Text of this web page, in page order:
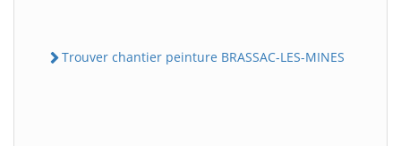
Trouver chantier peinture BRASSAC-LES-MINES